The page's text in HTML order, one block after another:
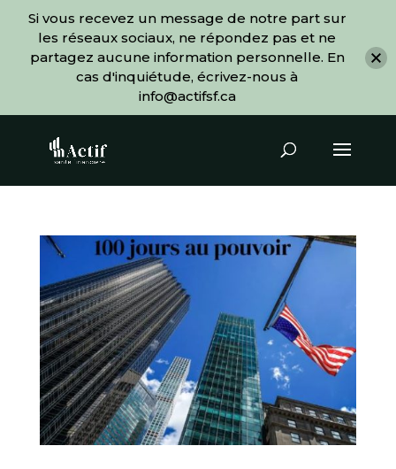
Si vous recevez un message de notre part sur
les réseaux sociaux, ne répondez pas et ne
partagez aucune information personnelle. En
cas d'inquiétude, écrivez-nous à
info@actifsf.ca